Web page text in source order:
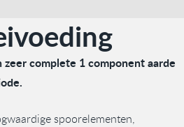
complete 1 component aarde
spoorelementen,